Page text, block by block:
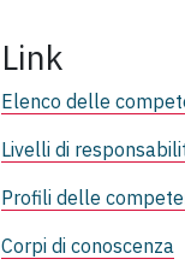
Link
Elenco delle
Livelli di
Profili delle
Corpi di conoscenza